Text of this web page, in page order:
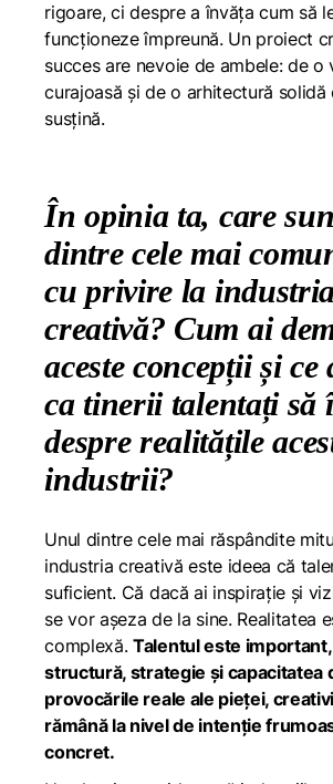
rigoare, ci despre a învăța cum să
funcționeze împreună. Un proiect
succes are nevoie de ambele: de o
curajoasă și de o arhitectură solidă
susțină.
În opinia ta, care
dintre cele mai
cu privire la
creativă? Cum ai
aceste concepții și ce
ca tinerii talentați să
despre realitățile
industrii?
Unul dintre cele mai răspândite
industria creativă este ideea că
suficient. Că dacă ai inspirație și
se vor așeza de la sine. Realitatea
complexă.Talentul este
structură, strategie și capacitatea
provocările reale ale pieței,
rămână la nivel de intenție
concret.